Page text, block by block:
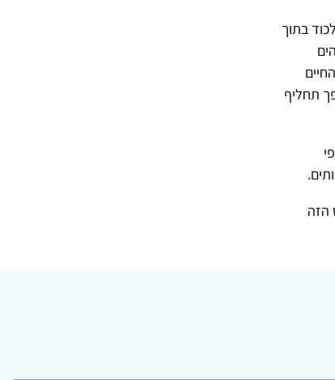
בתוך
תחליף
הזה